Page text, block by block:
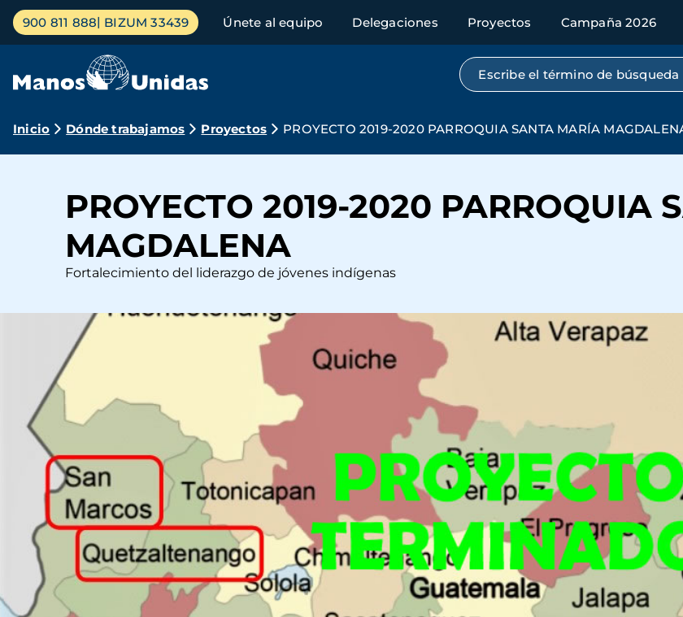
Pasar
contenido
Menú
principal
900 811 888 BIZUM 33439 Únete al equipo Delegaciones Proyectos Campaña 2026
Búsqueda por texto completo
Ruta
navegación
Inicio Dónde trabajamos Proyectos PROYECTO 2019-2020 PARROQUIA SANTA MARÍA
PROYECTO 2019-2020 PARROQUIA
MAGDALENA
Fortalecimiento del liderazgo de jóvenes indígenas